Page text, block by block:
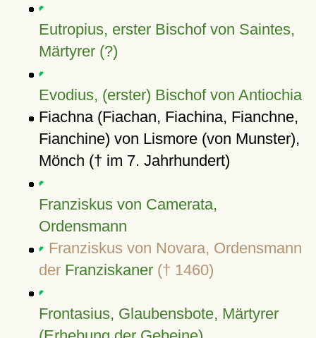
Eutropius, erster Bischof von Saintes,
Märtyrer (?)
Evodius, (erster) Bischof von Antiochia
Fiachna (Fiachan, Fiachina, Fianchne,
Fianchine) von Lismore (von Munster),
Mönch († im 7. Jahrhundert)
Franziskus von Camerata,
Ordensmann
Franziskus von Novara, Ordensmann
der Franziskaner(† 1460)
Frontasius, Glaubensbote, Märtyrer